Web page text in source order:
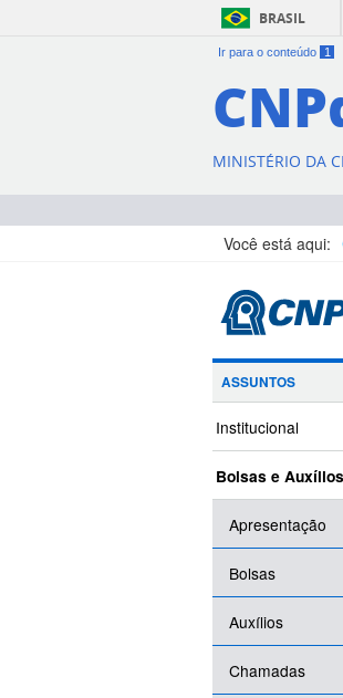
BRASIL
Ir para o conteúdo 1
MINISTÉRIO DA
Você está aqui:
ASSUNTOS
Institucional
Bolsas e Auxílios
Apresentação
Bolsas
Auxílios
Chamadas